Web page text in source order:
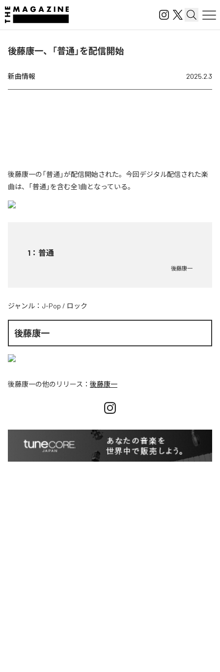
後藤康一、「普通」を配信開始
新曲情報 2025.2.3
後藤康一の「普通」が配信開始された。今回デジタル配信された楽
曲は、「普通」を含む全1曲となっている。
1 ： 普通
後藤康一
ジャンル： J-Pop / ロック
後藤康一
後藤康一の他のリリース： 後藤康一